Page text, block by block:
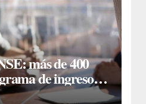
más de 400
de ingreso